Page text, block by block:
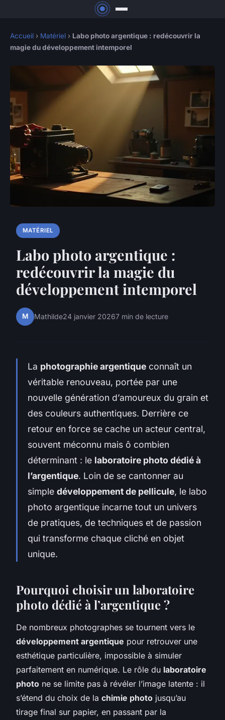
Accueil › Matériel › Labo photo argentique : redécouvrir la
magie du développement intemporel
MATÉRIEL
Labo photo argentique :
redécouvrir la magie du
développement intemporel
M Mathilde24 janvier 20267 min de lecture
La photographie argentique connaît un
véritable renouveau, portée par une
nouvelle génération d’amoureux du grain et
des couleurs authentiques. Derrière ce
retour en force se cache un acteur central,
souvent méconnu mais ô combien
déterminant : le laboratoire photo dédié à
l’argentique. Loin de se cantonner au
simple développement de pellicule, le labo
photo argentique incarne tout un univers
de pratiques, de techniques et de passion
qui transforme chaque cliché en objet
unique.
Pourquoi choisir un laboratoire
photo dédié à l’argentique ?
De nombreux photographes se tournent vers le
développement argentique pour retrouver une
esthétique particulière, impossible à simuler
parfaitement en numérique. Le rôle du laboratoire
photo ne se limite pas à révéler l’image latente : il
s’étend du choix de la chimie photo jusqu’au
tirage final sur papier, en passant par la